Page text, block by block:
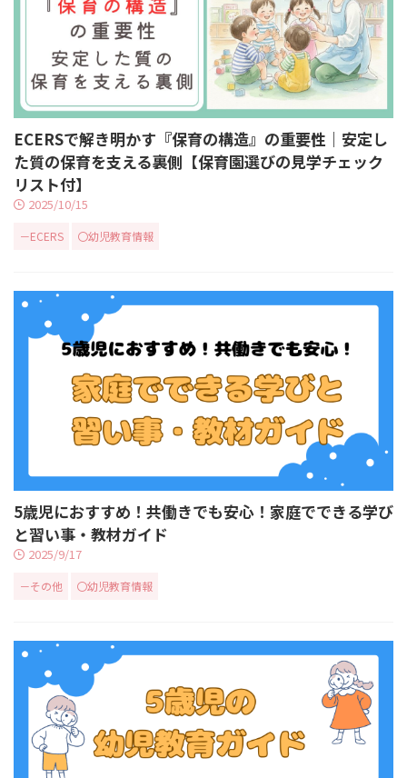
ECERSで解き明かす『保育の構造』の重要性｜安定し
た質の保育を支える裏側【保育園選びの見学チェック
リスト付】
2025/10/15
－ECERS 〇幼児教育情報
5歳児におすすめ！共働きでも安心！家庭でできる学び
と習い事・教材ガイド
2025/9/17
－その他 〇幼児教育情報